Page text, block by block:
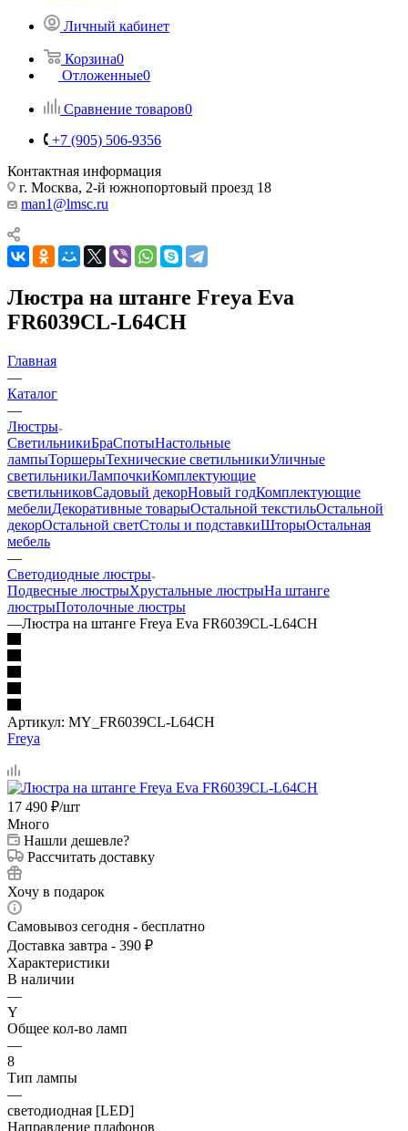
Личный кабинет
Корзина0
Отложенные0
Сравнение товаров0
+7 (905) 506-9356
Контактная информация
г. Москва, 2-й южнопортовый проезд 18
man1@lmsc.ru
Люстра на штанге Freya Eva
FR6039CL-L64CH
Главная
—
Каталог
—
Люстры
СветильникиБраСпотыНастольные
лампыТоршерыТехнические светильникиУличные
светильникиЛампочкиКомплектующие
светильниковСадовый декорНовый годКомплектующие
мебелиДекоративные товарыОстальной текстильОстальной
декорОстальной светСтолы и подставкиШторыОстальная
мебель
—
Светодиодные люстры
Подвесные люстрыХрустальные люстрыНа штанге
люстрыПотолочные люстры
—Люстра на штанге Freya Eva FR6039CL-L64CH
Артикул: MY_FR6039CL-L64CH
Freya
17 490 ₽/шт
Много
Нашли дешевле?
Рассчитать доставку
Хочу в подарок
Самовывоз сегодня - бесплатно
Доставка завтра - 390 ₽
Характеристики
В наличии
—
Y
Общее кол-во ламп
—
8
Тип лампы
—
светодиодная [LED]
Направление плафонов